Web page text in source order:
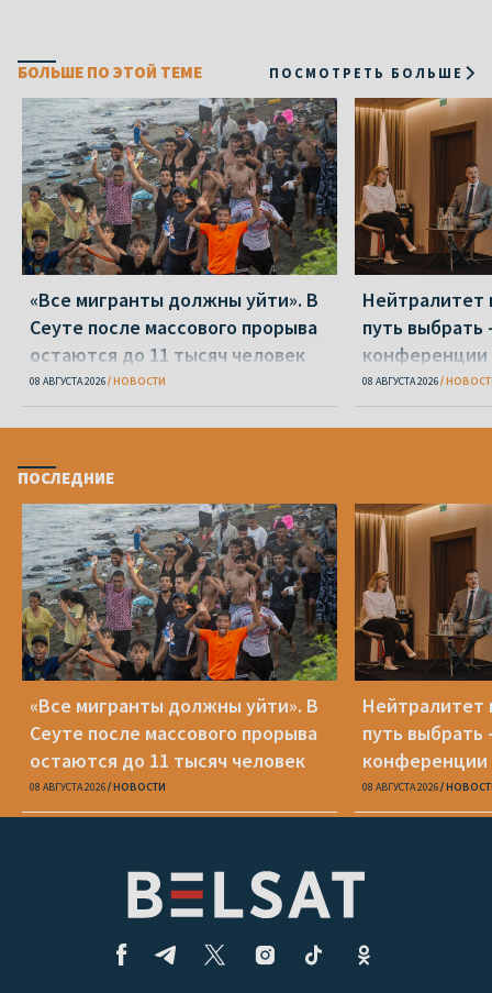
БОЛЬШЕ ПО ЭТОЙ ТЕМЕ ПОСМОТРЕТЬ БОЛЬШЕ
«Все мигранты должны уйти». В
Сеуте после массового прорыва
остаются до 11 тысяч человек
08 АВГУСТА 2026 НОВОСТИ
Нейтралитет
путь выбрать
конференции
08 АВГУСТА 2026
ПОСЛЕДНИЕ
«Все мигранты должны уйти». В
Сеуте после массового прорыва
остаются до 11 тысяч человек
08 АВГУСТА 2026 НОВОСТИ
Нейтралитет
путь выбрать
конференции
08 АВГУСТА 2026